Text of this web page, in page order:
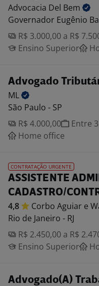
Advocacia Del Bem
Governador Eugênio
R$ 3.000,00 a R$
Ensino Superior
Advogado
ML
São Paulo - SP
R$ 4.000,00
Entre
Home office
CONTRATAÇÃO URGENTE
ASSISTENTE
CADASTRO/
4,8 Corbo Aguiar e
Rio de Janeiro - RJ
R$ 2.450,00 a R$
Ensino Superior
Advogado(A)